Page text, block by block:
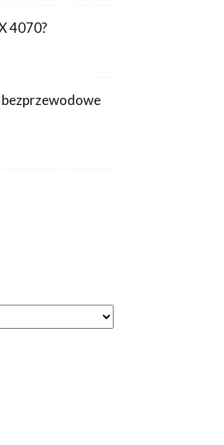
4070?
bezprzewodowe